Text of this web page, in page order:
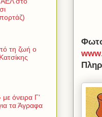
www
τη ζωή ο
όνειρα Γ'
τα Άγραφα